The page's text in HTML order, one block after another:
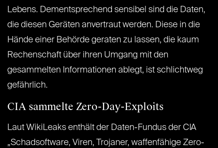
Lebens. Dementsprechend sensibel sind die Daten,
die diesen Geräten anvertraut werden. Diese in die
Hände einer Behörde geraten zu lassen, die kaum
Rechenschaft über ihren Umgang mit den
gesammelten Informationen ablegt, ist schlichtweg
gefährlich.
CIA sammelte Zero-Day-Exploits
Laut WikiLeaks enthält der Daten-Fundus der CIA
„Schadsoftware, Viren, Trojaner, waffenfähige Zero-